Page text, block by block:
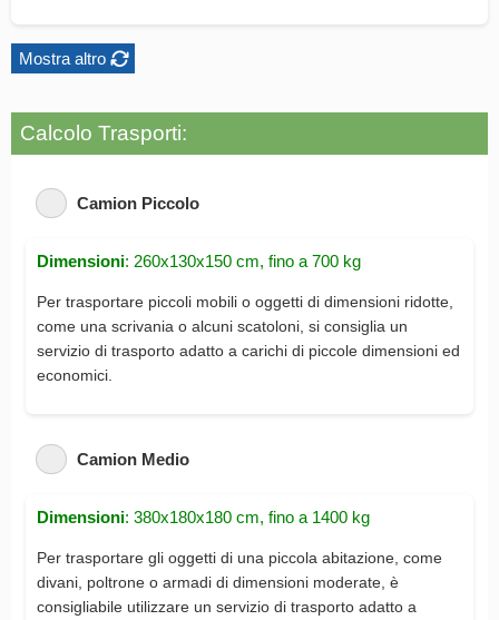
Mostra altro
Calcolo Trasporti:
Camion Piccolo
Dimensioni: 260x130x150 cm, fino a 700 kg
Per trasportare piccoli mobili o oggetti di dimensioni ridotte,
come una scrivania o alcuni scatoloni, si consiglia un
servizio di trasporto adatto a carichi di piccole dimensioni ed
economici.
Camion Medio
Dimensioni: 380x180x180 cm, fino a 1400 kg
Per trasportare gli oggetti di una piccola abitazione, come
divani, poltrone o armadi di dimensioni moderate, è
consigliabile utilizzare un servizio di trasporto adatto a